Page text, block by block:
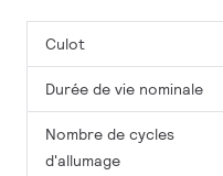
Culot
Durée de vie nominale
Nombre de cycles
d'allumage